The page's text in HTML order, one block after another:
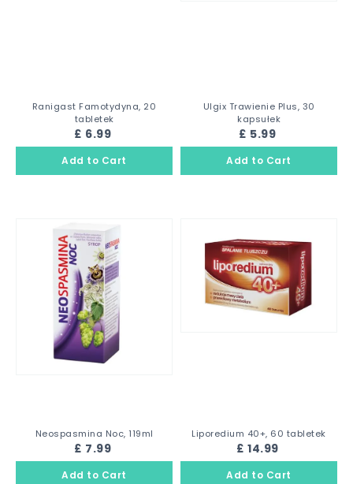
Ranigast Famotydyna, 20
tabletek
£ 6.99
Ulgix Trawienie Plus, 30
kapsułek
£ 5.99
Neospasmina Noc, 119ml
£ 7.99
Liporedium 40+, 60 tabletek
£ 14.99